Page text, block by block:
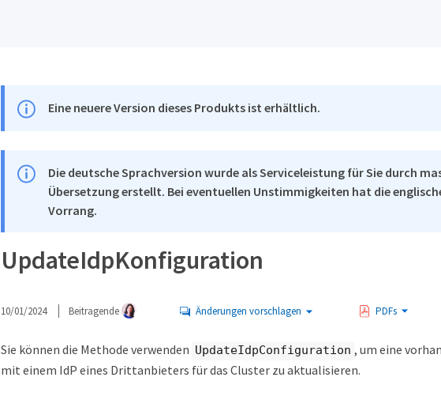
Eine neuere Version dieses Produkts ist erhältlich.
Die deutsche Sprachversion wurde als Serviceleistung für Sie durch
Übersetzung erstellt. Bei eventuellen Unstimmigkeiten hat die
Vorrang.
UpdateIdpKonfiguration
10/01/2024 Beitragende Änderungen vorschlagen PDFs
Sie können die Methode verwenden UpdateIdpConfiguration , um eine
mit einem IdP eines Drittanbieters für das Cluster zu aktualisieren.